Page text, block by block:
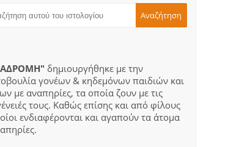
δημιουργήθηκε με την
γονέων & κηδεμόνων παιδιών και
με αναπηρίες, τα οποία ζουν με τις
τους. Καθώς επίσης και από φίλους
ενδιαφέρονται και αγαπούν τα άτομα